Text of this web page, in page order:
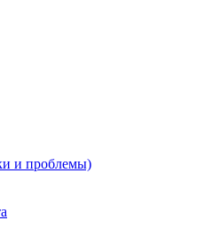
и проблемы)